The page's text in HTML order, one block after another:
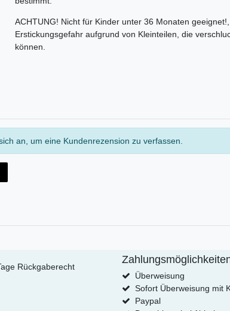
ACHTUNG! Nicht für Kinder unter 36 Monaten geeignet!,
Erstickungsgefahr aufgrund von Kleinteilen, die
können.
an, um eine Kundenrezension zu verfassen.
Rückgaberecht
Überweisung
Sofort Überweisung mit
Paypal